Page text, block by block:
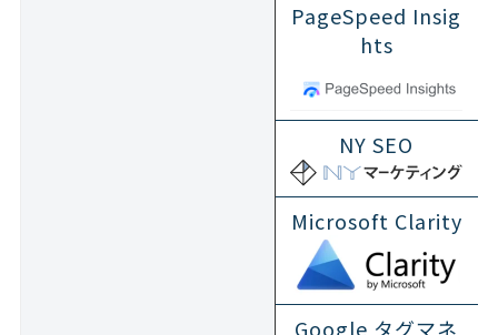
PageSpeed Insig
hts
NY SEO
Microsoft Clarity
Google タグマネ